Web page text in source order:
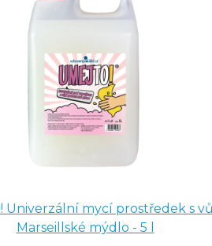
Univerzální mycí prostředek s
Marseillské mýdlo - 5 l